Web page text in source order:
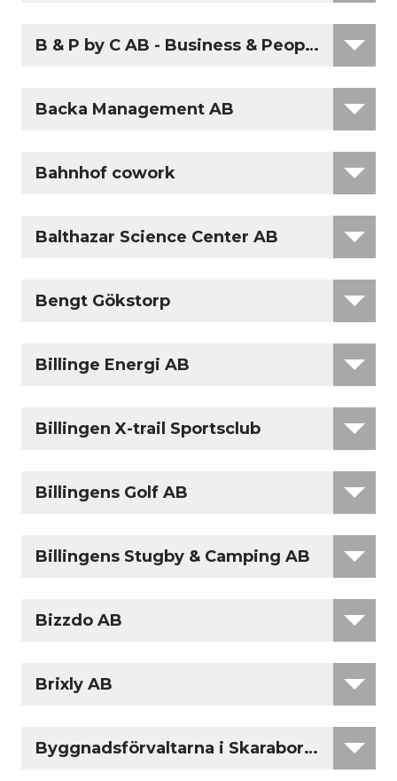
B & P by C AB - Business & People by
Backa Management AB
Bahnhof cowork
Balthazar Science Center AB
Bengt Gökstorp
Billinge Energi AB
Billingen X-trail Sportsclub
Billingens Golf AB
Billingens Stugby & Camping AB
Bizzdo AB
Brixly AB
Byggnadsförvaltarna i Skaraborg AB